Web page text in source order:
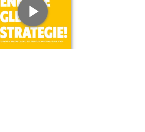
Datenschutz · AGB · Cookie-Einstellungen